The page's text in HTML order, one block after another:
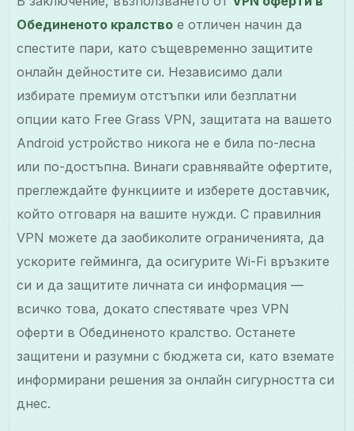
Обединеното кралство е отличен начин да
спестите пари, като същевременно защитите
онлайн дейностите си. Независимо дали
избирате премиум отстъпки или безплатни
опции като Free Grass VPN, защитата на вашето
Android устройство никога не е била по-лесна
или по-достъпна. Винаги сравнявайте офертите,
преглеждайте функциите и изберете доставчик,
който отговаря на вашите нужди. С правилния
VPN можете да заобиколите ограниченията, да
ускорите гейминга, да осигурите Wi-Fi връзките
си и да защитите личната си информация —
всичко това, докато спестявате чрез VPN
оферти в Обединеното кралство. Останете
защитени и разумни с бюджета си, като вземате
информирани решения за онлайн сигурността си
днес.